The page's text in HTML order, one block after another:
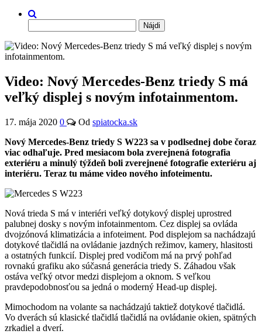
Video: Nový Mercedes-Benz triedy S má
veľký displej s novým infotainmentom.
17. mája 2020 0 Od spiatocka.sk
Nový Mercedes-Benz triedy S W223 sa v podlsednej dobe čoraz
viac odhaľuje. Pred mesiacom bola zverejnená fotografia
exteriéru a minulý týždeň boli zverejnené fotografie exteriéru aj
interiéru. Teraz tu máme video nového infoteimentu.
Nová trieda S má v interiéri veľký dotykový displej uprostred
palubnej dosky s novým infotainmentom. Cez displej sa ovláda
dvojzónová klimatizácia a infoteiment. Pod displejom sa nachádzajú
dotykové tlačidlá na ovládanie jazdných režimov, kamery, hlasitosti
a ostatných funkcií. Displej pred vodičom má na prvý pohľad
rovnakú grafiku ako súčasná generácia triedy S. Záhadou však
ostáva veľký otvor medzi displejom a oknom. S veľkou
pravdepodobnosťou sa jedná o moderný Head-up displej.
Mimochodom na volante sa nachádzajú taktiež dotykové tlačidlá.
Vo dverách sú klasické tlačidlá tlačidlá na ovládanie okien, spätných
zrkadiel a dverí.